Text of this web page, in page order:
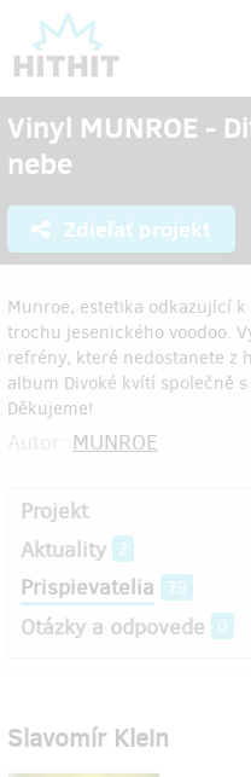
Vinyl MUNROE -
nebe
Zdieľať projekt
Munroe, estetika odkazující
trochu jesenického voodoo.
refrény, které nedostanete z
album Divoké kvítí společně
Děkujeme!
MUNROE
Projekt
Aktuality 2
Prispievatelia 79
Otázky a odpovede 0
Slavomír Klein